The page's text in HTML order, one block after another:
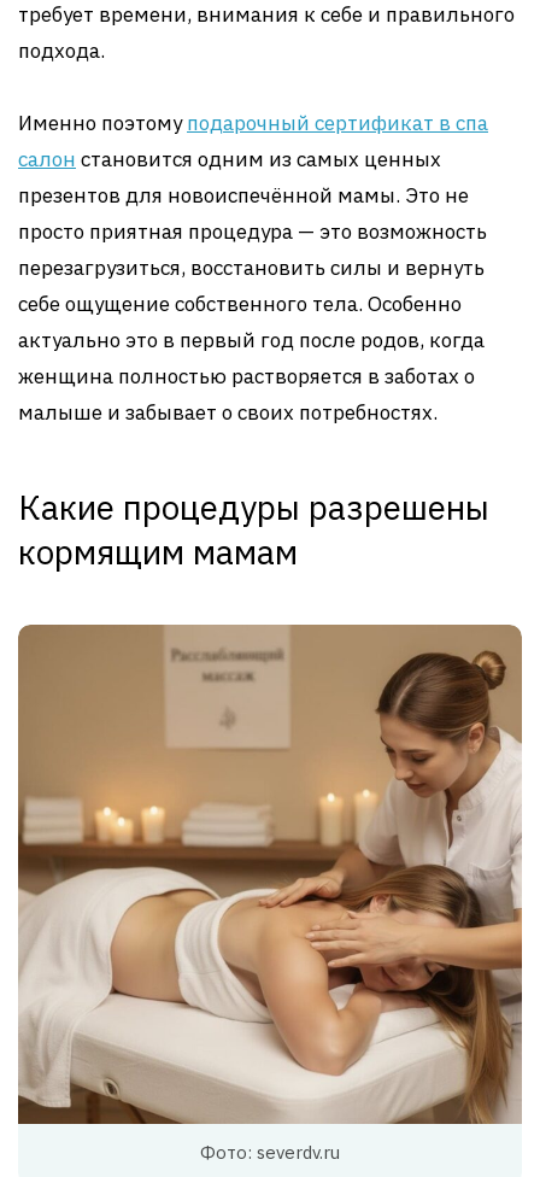
требует времени, внимания к себе и правильного
подхода.
Именно поэтомуподарочный сертификат в спа
салон становится одним из самых ценных
презентов для новоиспечённой мамы. Это не
просто приятная процедура — это возможность
перезагрузиться, восстановить силы и вернуть
себе ощущение собственного тела. Особенно
актуально это в первый год после родов, когда
женщина полностью растворяется в заботах о
малыше и забывает о своих потребностях.
Какие процедуры разрешены
кормящим мамам
Фото: severdv.ru